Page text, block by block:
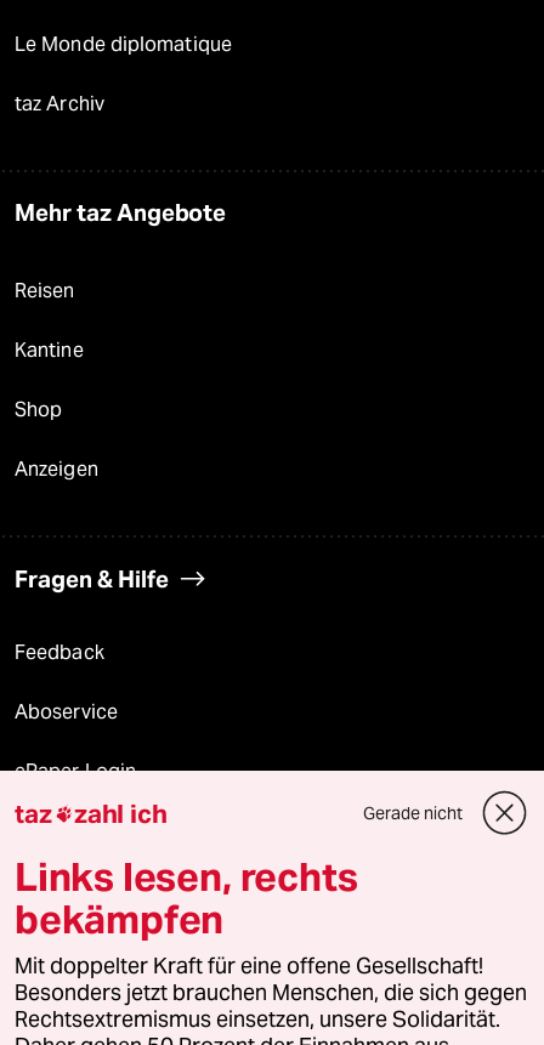
Le Monde diplomatique
taz Archiv
Mehr taz Angebote
Reisen
Kantine
Shop
Anzeigen
Fragen & Hilfe
Feedback
Aboservice
ePaper Login
Downloads für Abonnierende
© 2026 taz Verlags und Vertriebs GmbH
Alle Rechte vorbehalten. Bei rechtlichen Fragen oder für Genehmigungen
wenden Sie sich bitte an
lizenzen@taz.de
taz zahl ich Gerade nicht
Links lesen, rechts
bekämpfen
Mit doppelter Kraft für eine offene Gesellschaft!
Besonders jetzt brauchen Menschen, die sich gegen
Rechtsextremismus einsetzen, unsere Solidarität.